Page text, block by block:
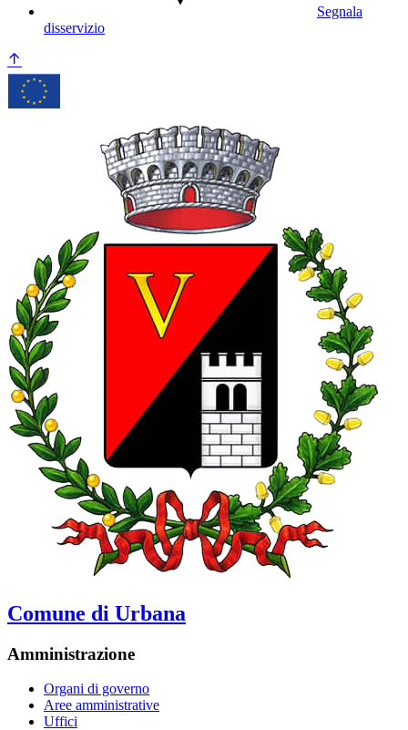
Segnala
disservizio
Comune di Urbana
Amministrazione
Organi di governo
Aree amministrative
Uffici